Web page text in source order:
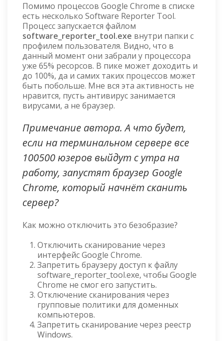
Помимо процессов Google Chrome в списке
есть несколько Software Reporter Tool.
Процесс запускается файлом
software_reporter_tool.exe внутри папки с
профилем пользователя. Видно, что в
данный момент они забрали у процессора
уже 65% ресорсов. В пике может доходить и
до 100%, да и самих таких процессов может
быть побольше. Мне вся эта активность не
нравится, пусть антивирус занимается
вирусами, а не браузер.
Примечание автора. А что будет,
если на терминальном сервере все
100500 юзеров выйдут с утра на
работу, запустят браузер Google
Chrome, который начнёт сканить
сервер?
Как можно отключить это безобразие?
Отключить сканирование через
интерфейс Google Chrome.
Запретить браузеру доступ к файлу
software_reporter_tool.exe, чтобы Google
Chrome не смог его запустить.
Отключение сканирования через
групповые политики для доменных
компьютеров.
Запретить сканирование через реестр
Windows.